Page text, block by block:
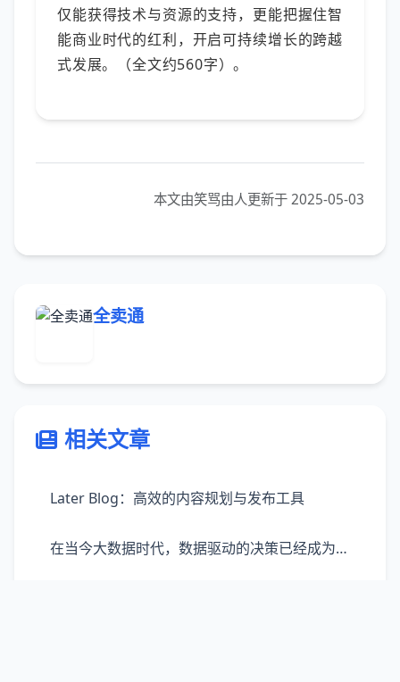
仅能获得技术与资源的支持，更能把握住智
能商业时代的红利，开启可持续增长的跨越
式发展。（全文约560字）。
本文由笑骂由人更新于 2025-05-03
全卖通
相关文章
Later Blog：高效的内容规划与发布工具
在当今大数据时代，数据驱动的决策已经成为企业发展、营销策略制定的重要依据。巨量算数，作为一款强大的数据处理和分析工具，凭借其先进的技术能力，为用户提供了从数据收集、处理到分析、报告的一站式服务体验。巨量算数不仅能够帮助商家、机构等快速理解市场趋势，还能深入洞察消费者行为，为决策提供精准的数据支持。它通过高效的数据处理技术，支持多源数据的整合，使得庞大的数据量在短时间内即可转化为有价值的见解。